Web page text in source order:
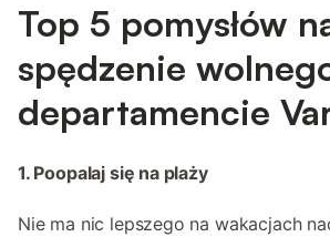
Top 5 pomysłów
spędzenie
departamencie
1. Poopalaj się na plaży
Nie ma nic lepszego na wakacjach